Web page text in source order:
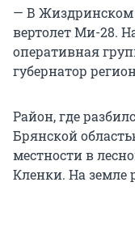
— В Жиздринском
вертолет Ми-28.
оперативная
губернатор
Район, где
Брянской
местности в
Кленки. На земле